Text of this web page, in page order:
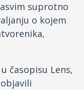
suprotno
o kojem
časopisu Lens,